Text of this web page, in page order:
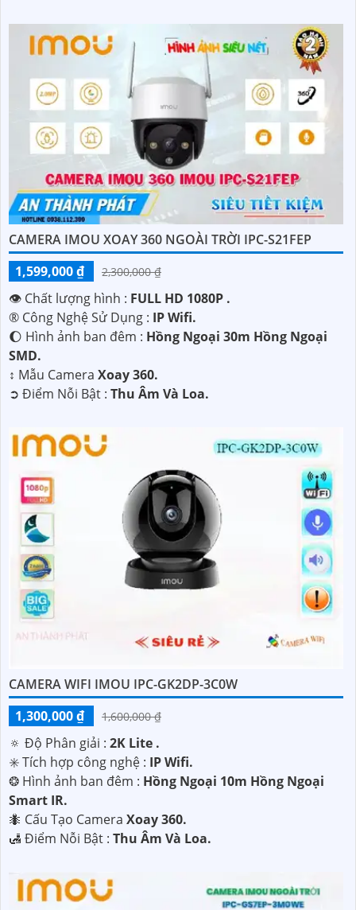
CAMERA IMOU XOAY 360 NGOÀI TRỜI IPC-S21FEP
1,599,000 ₫
2,300,000 ₫
👁 Chất lượng hình : FULL HD 1080P .
®️ Công Nghệ Sử Dụng : IP Wifi.
🌔 Hình ảnh ban đêm : Hồng Ngoại 30m Hồng Ngoại
SMD.
↕️ Mẫu Camera Xoay 360.
️➲ Điểm Nỗi Bật : Thu Âm Và Loa.
CAMERA WIFI IMOU IPC-GK2DP-3C0W
1,300,000 ₫
1,600,000 ₫
🔅 Độ Phân giải : 2K Lite .
✳️ Tích hợp công nghệ : IP Wifi.
❂ Hình ảnh ban đêm : Hồng Ngoại 10m Hồng Ngoại
Smart IR.
🐜 Cấu Tạo Camera Xoay 360.
️🛃 Điểm Nỗi Bật : Thu Âm Và Loa.